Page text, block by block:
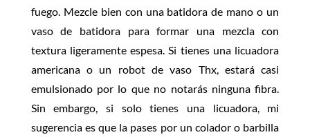
fuego. Mezcle bien con una batidora de mano o un
vaso de batidora para formar una mezcla con
textura ligeramente espesa. Si tienes una licuadora
americana o un robot de vaso Thx, estará casi
emulsionado por lo que no notarás ninguna fibra.
Sin embargo, si solo tienes una licuadora, mi
sugerencia es que la pases por un colador o barbilla